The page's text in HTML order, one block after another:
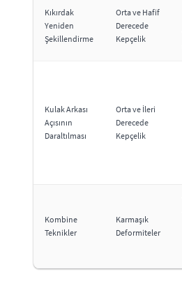
Kıkırdak
Yeniden
Şekillendirme
Orta ve Hafif
Derecede
Kepçelik
Kulak Arkası
Açısının
Daraltılması
Orta ve İleri
Derecede
Kepçelik
Kombine
Teknikler
Karmaşık
Deformiteler